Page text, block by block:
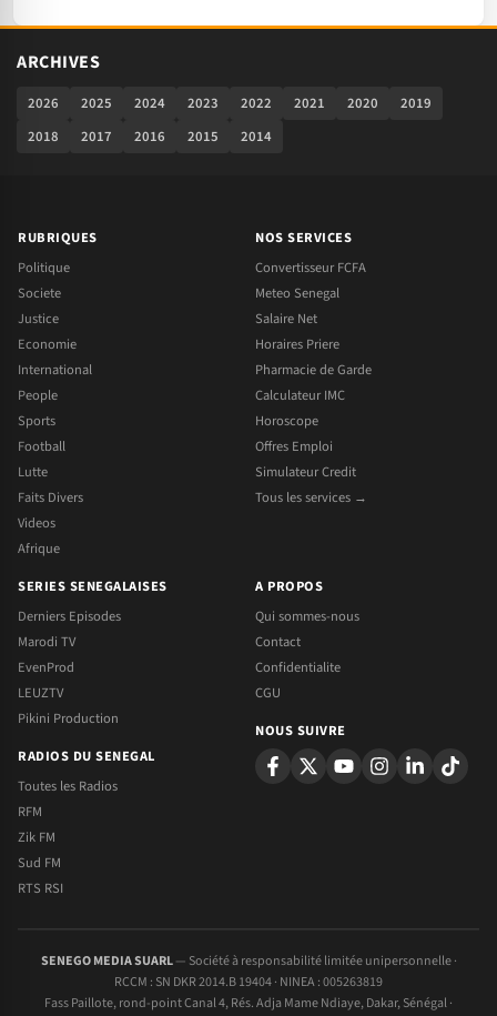
ARCHIVES
2026 2025 2024 2023 2022 2021 2020
2019
2018
2017 2016 2015 2014
RUBRIQUES
Politique
Societe
Justice
Economie
International
People
Sports
Football
Lutte
Faits Divers
Videos
Afrique
NOS SERVICES
Convertisseur FCFA
Meteo Senegal
Salaire Net
Horaires Priere
Pharmacie de Garde
Calculateur IMC
Horoscope
Offres Emploi
Simulateur Credit
Tous les services →
SERIES SENEGALAISES
Derniers Episodes
Marodi TV
EvenProd
LEUZTV
Pikini Production
RADIOS DU SENEGAL
Toutes les Radios
RFM
Zik FM
Sud FM
RTS RSI
A PROPOS
Qui sommes-nous
Contact
Confidentialite
CGU
NOUS SUIVRE
SENEGO MEDIA SUARL— Société à responsabilité limitée unipersonnelle ·
RCCM : SN DKR 2014.B 19404 · NINEA : 005263819
Fass Paillote, rond-point Canal 4, Rés. Adja Mame Ndiaye, Dakar, Sénégal ·